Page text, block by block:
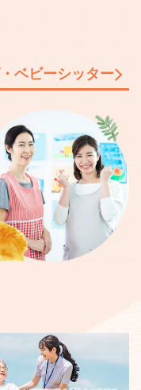
ベビーシッター